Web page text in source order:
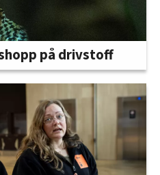
på drivstoff